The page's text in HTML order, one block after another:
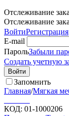
Отслеживание
Отслеживание
ВойтиРегистрация
E-mail
ПарольЗабыли
Создать учетную
Войти
Запомнить
Главная/Мягкая
КОД: 01-1000206